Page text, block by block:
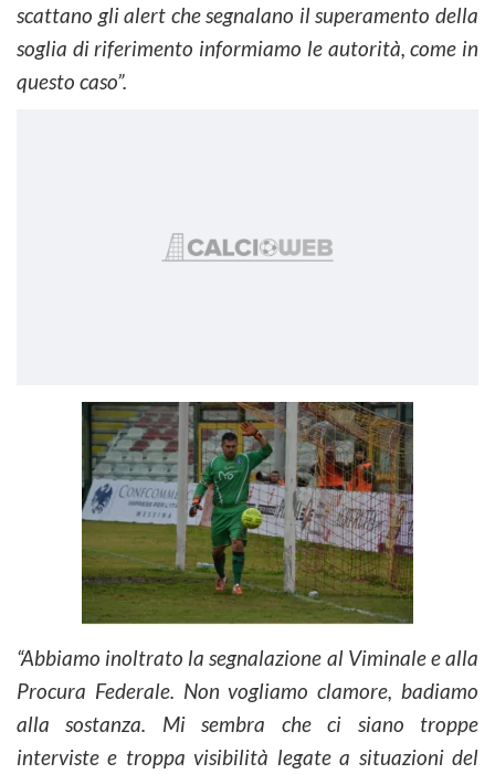
scattano gli alert che segnalano il superamento della
soglia di riferimento informiamo le autorità, come in
questo caso”.
“Abbiamo inoltrato la segnalazione al Viminale e alla
Procura Federale. Non vogliamo clamore, badiamo
alla sostanza. Mi sembra che ci siano troppe
interviste e troppa visibilità legate a situazioni del